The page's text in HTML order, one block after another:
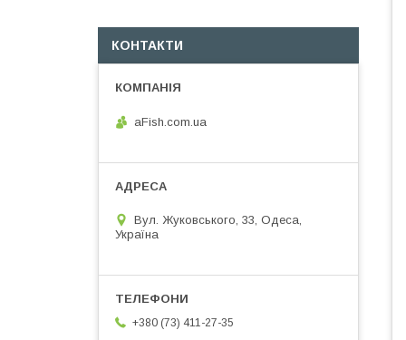
КОНТАКТИ
aFish.com.ua
Вул. Жуковського, 33, Одеса,
Україна
+380 (73) 411-27-35